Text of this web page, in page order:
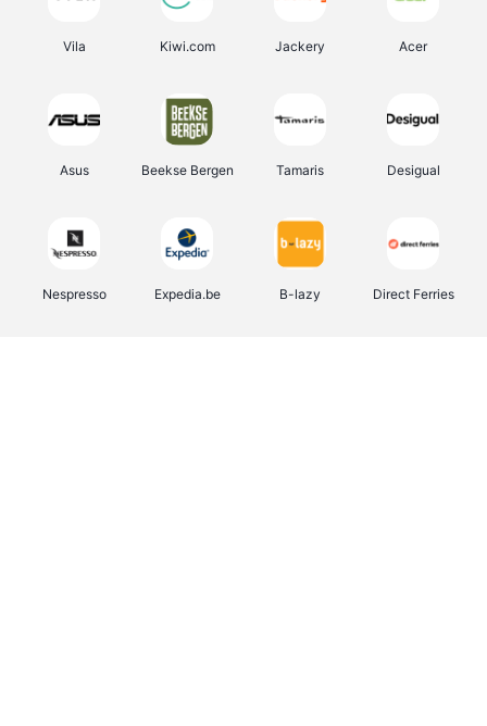
Vila Kiwi.com Jackery Acer
Asus Beekse Bergen Tamaris Desigual
Nespresso Expedia.be B-lazy Direct Ferries